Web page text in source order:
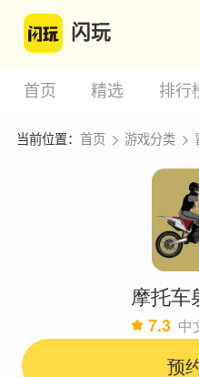
闪玩
首页 精选 排行
当前位置： 首页 游戏分类
摩托车
7.3 中
预